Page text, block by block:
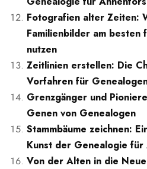
Fotografien alter Zeiten:
Familienbilder am besten
nutzen
Zeitlinien erstellen: Die
Vorfahren für
Grenzgänger und
Genen von Genealogen
Stammbäume zeichnen:
Kunst der Genealogie
Von der Alten in die